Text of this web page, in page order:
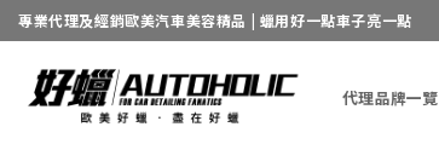
Skip
to
content
專業代理及經銷歐美汽車美容精品 | 蠟用好一點車子亮一點
代理品牌一覽